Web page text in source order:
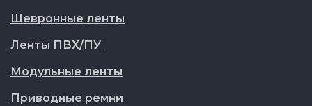
Шевронные ленты
Ленты ПВХ/ПУ
Модульные ленты
Приводные ремни